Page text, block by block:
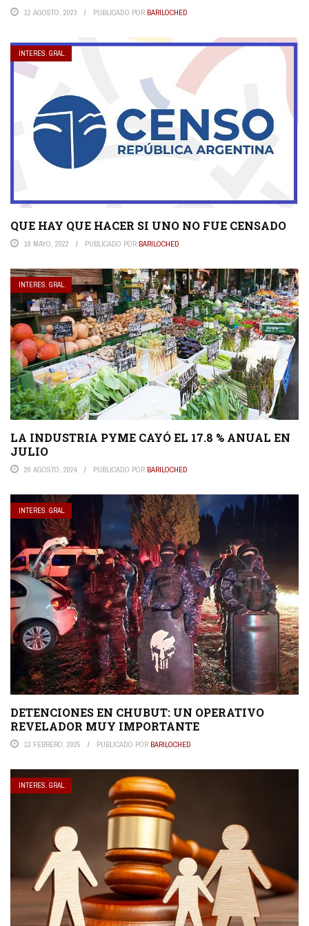
12 AGOSTO, 2023 PUBLICADO POR BARILOCHED
INTERES. GRAL.
QUE HAY QUE HACER SI UNO NO FUE CENSADO
18 MAYO, 2022 PUBLICADO POR BARILOCHED
INTERES. GRAL.
LA INDUSTRIA PYME CAYÓ EL 17.8 % ANUAL EN
JULIO
26 AGOSTO, 2024 PUBLICADO POR BARILOCHED
INTERES. GRAL.
DETENCIONES EN CHUBUT: UN OPERATIVO
REVELADOR MUY IMPORTANTE
13 FEBRERO, 2025 PUBLICADO POR BARILOCHED
INTERES. GRAL.